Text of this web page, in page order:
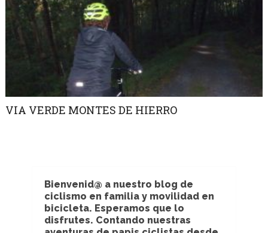
VIA VERDE MONTES DE HIERRO
Bienvenid@ a nuestro blog de
ciclismo en familia y movilidad en
bicicleta. Esperamos que lo
disfrutes. Contando nuestras